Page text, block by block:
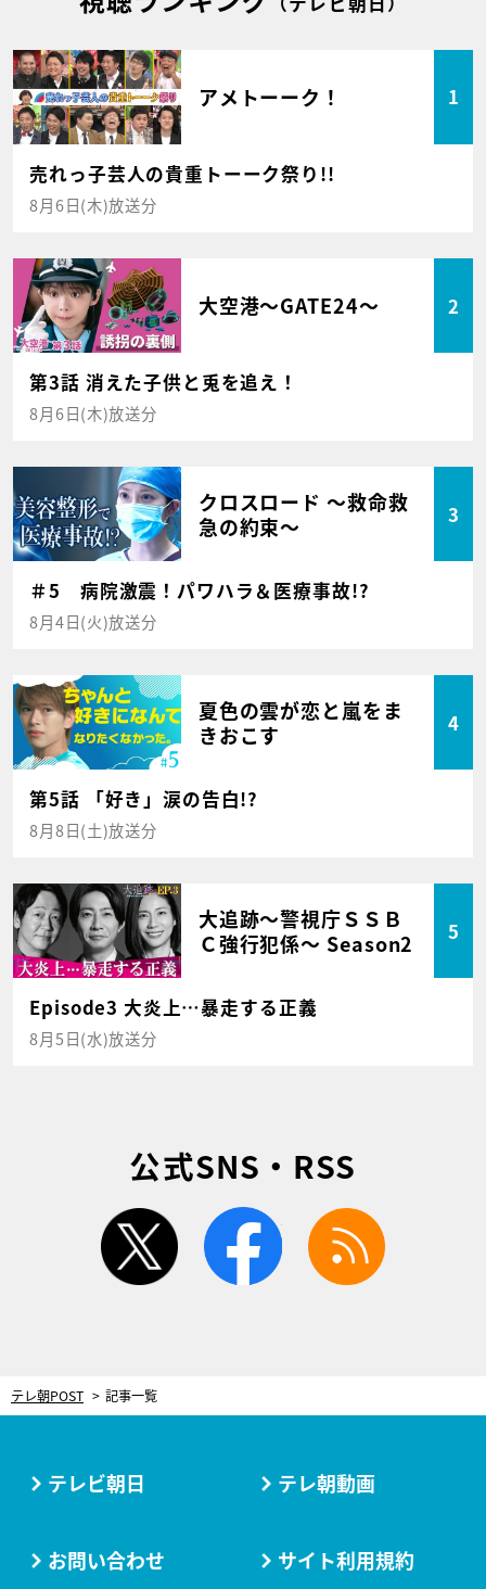
アメトーーク！ 1
売れっ子芸人の貴重トーーク祭り!!
8月6日(木)放送分
大空港～GATE24～ 2
第3話 消えた子供と兎を追え！
8月6日(木)放送分
クロスロード ～救命救
急の約束～
3
＃5 病院激震！パワハラ＆医療事故!?
8月4日(火)放送分
夏色の雲が恋と嵐をま
きおこす
4
第5話 「好き」涙の告白!?
8月8日(土)放送分
大追跡～警視庁ＳＳＢ
Ｃ強行犯係～ Season2
5
Episode3 大炎上…暴走する正義
8月5日(水)放送分
公式SNS・RSS
twitter facebook
テレ朝POST 記事一覧
テレビ朝日 テレ朝動画
お問い合わせ サイト利用規約